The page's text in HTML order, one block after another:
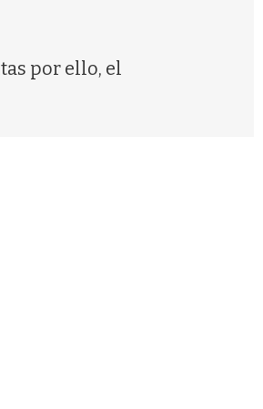
por ello, el